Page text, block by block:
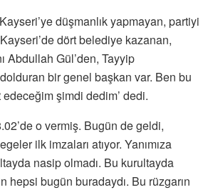
düşmanlık yapmayan, partiyi
dört belediye kazanan,
Abdullah Gül’den, Tayyip
bir genel başkan var. Ben bu
şimdi dedim’ dedi.
o vermiş. Bugün de geldi,
ilk imzaları atıyor. Yanımıza
nasip olmadı. Bu kurultayda
hepsi bugün buradaydı. Bu rüzgarın